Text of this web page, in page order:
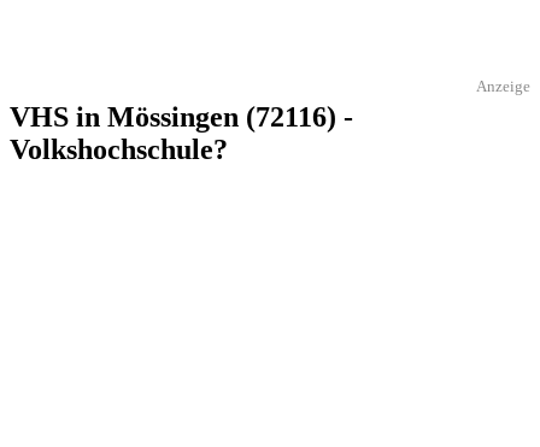
Anzeige
VHS in Mössingen (72116) -
Volkshochschule?